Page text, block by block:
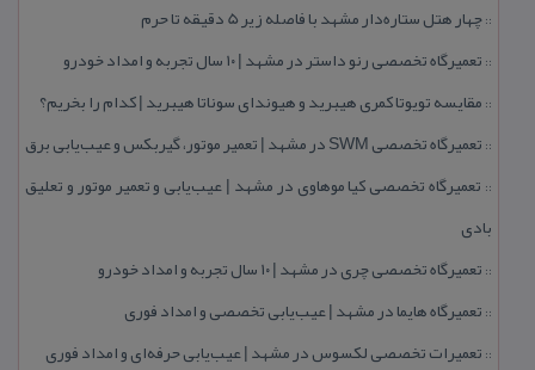
::چهار هتل‌ ستاره‌دار مشهد با فاصله زیر 5 دقیقه تا حرم
:: تعمیرگاه تخصصی رنو داستر در مشهد | ۱۰ سال تجربه و امداد خودرو
:: مقایسه تویوتا كمری هیبرید و هیوندای سوناتا هیبرید | كدام را بخریم؟
:: تعمیرگاه تخصصی SWM در مشهد | تعمیر موتور، گیربكس و عیب‌یابی برق
:: تعمیرگاه تخصصی كیا موهاوی در مشهد | عیب‌یابی و تعمیر موتور و تعلیق
بادی
:: تعمیرگاه تخصصی چری در مشهد | ۱۰ سال تجربه و امداد خودرو
:: تعمیرگاه هایما در مشهد | عیب‌یابی تخصصی و امداد فوری
:: تعمیرات تخصصی لكسوس در مشهد | عیب‌یابی حرفه‌ای و امداد فوری